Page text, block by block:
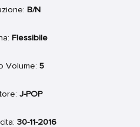
B/N
Flessibile
Volume: 5
J-POP
30-11-2016